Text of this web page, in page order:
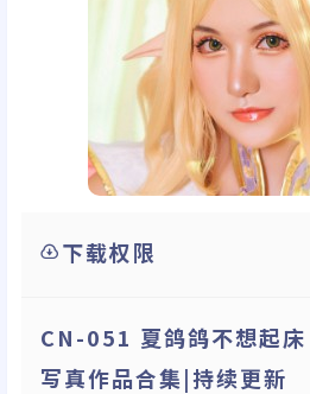
下载权限
CN-051 夏鸽鸽不想起
写真作品合集|持续更新